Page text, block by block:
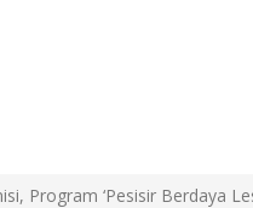
Program ‘Pesisir Berdaya